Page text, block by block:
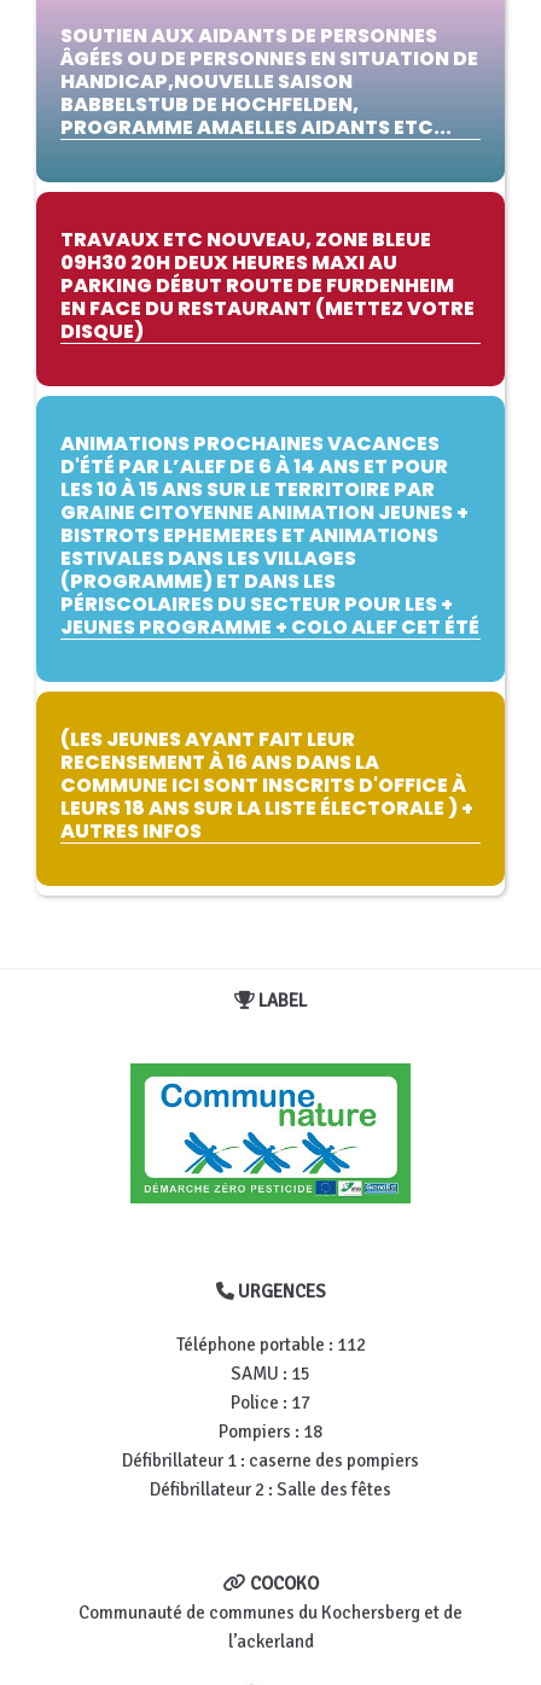
SOUTIEN AUX AIDANTS DE PERSONNES
ÂGÉES OU DE PERSONNES EN SITUATION DE
HANDICAP,NOUVELLE SAISON
BABBELSTUB DE HOCHFELDEN,
PROGRAMME AMAELLES AIDANTS ETC...
TRAVAUX ETC NOUVEAU, ZONE BLEUE
09H30 20H DEUX HEURES MAXI AU
PARKING DÉBUT ROUTE DE FURDENHEIM
EN FACE DU RESTAURANT (METTEZ VOTRE
DISQUE)
ANIMATIONS PROCHAINES VACANCES
D'ÉTÉ PAR L’ALEF DE 6 À 14 ANS ET POUR
LES 10 À 15 ANS SUR LE TERRITOIRE PAR
GRAINE CITOYENNE ANIMATION JEUNES +
BISTROTS EPHEMERES ET ANIMATIONS
ESTIVALES DANS LES VILLAGES
(PROGRAMME) ET DANS LES
PÉRISCOLAIRES DU SECTEUR POUR LES +
JEUNES PROGRAMME + COLO ALEF CET ÉTÉ
(LES JEUNES AYANT FAIT LEUR
RECENSEMENT À 16 ANS DANS LA
COMMUNE ICI SONT INSCRITS D'OFFICE À
LEURS 18 ANS SUR LA LISTE ÉLECTORALE ) +
AUTRES INFOS
LABEL
URGENCES
Téléphone portable : 112
SAMU : 15
Police : 17
Pompiers : 18
Défibrillateur 1 : caserne des pompiers
Défibrillateur 2 : Salle des fêtes
COCOKO
Communauté de communes du Kochersberg et de
l’ackerland